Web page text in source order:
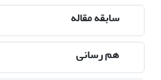
سابقه مقاله
هم رسانی